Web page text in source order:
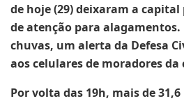
de hoje (29) deixaram a
de atenção para alagamentos.
chuvas, um alerta da Defesa
aos celulares de moradores da
Por volta das 19h, mais de